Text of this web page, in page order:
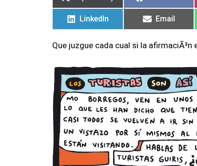
LinkedIn Email
Que juzgue cada cual si la afirmaciÃ³n